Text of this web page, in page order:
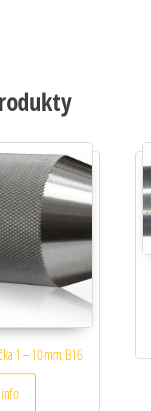
1 – 10 mm; B16